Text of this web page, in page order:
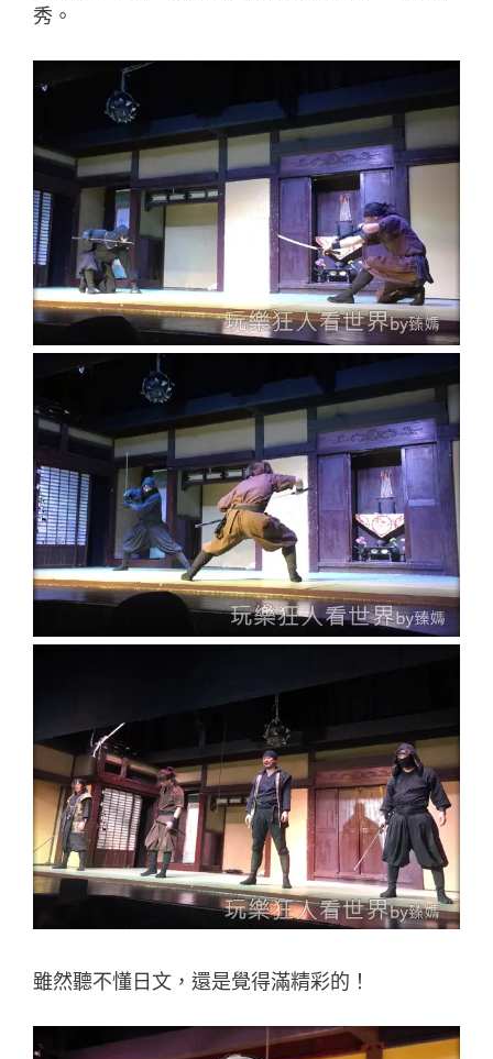
秀。
雖然聽不懂日文，還是覺得滿精彩的！